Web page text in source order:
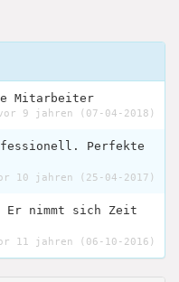
Mitarbeiter
9 jahren (07-04-2018)
Perfekte
10 jahren (25-04-2017)
Er nimmt sich Zeit
11 jahren (06-10-2016)